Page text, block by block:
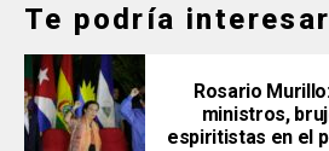
Te podría interesar
Rosario
ministros,
espiritistas en el